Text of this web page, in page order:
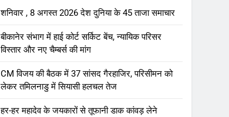
शनिवार , 8 अगस्त 2026 देश दुनिया के 45 ताजा समाचार
बीकानेर संभाग में हाई कोर्ट सर्किट बेंच, न्यायिक परिसर
विस्तार और नए चैम्बर्स की मांग
CM विजय की बैठक में 37 सांसद गैरहाजिर, परिसीमन को
लेकर तमिलनाडु में सियासी हलचल तेज
हर-हर महादेव के जयकारों से तूफानी डाक कांवड़ लेने